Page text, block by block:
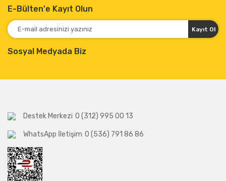
E-Bülten'e Kayıt Olun
Kayıt Ol
Sosyal Medyada Biz
Destek Merkezi 0 (312) 995 00 13
WhatsApp İletişim 0 (536) 791 86 86